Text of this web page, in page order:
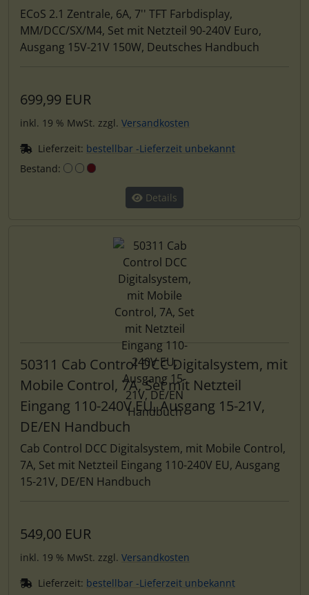
ECoS 2.1 Zentrale, 6A, 7'' TFT Farbdisplay,
MM/DCC/SX/M4, Set mit Netzteil 90-240V Euro,
Ausgang 15V-21V 150W, Deutsches Handbuch
699,99 EUR
inkl. 19 % MwSt. zzgl. Versandkosten
Lieferzeit: bestellbar -Lieferzeit unbekannt
Bestand:
Details
50311 Cab Control DCC Digitalsystem, mit
Mobile Control, 7A, Set mit Netzteil
Eingang 110-240V EU, Ausgang 15-21V,
DE/EN Handbuch
Cab Control DCC Digitalsystem, mit Mobile Control,
7A, Set mit Netzteil Eingang 110-240V EU, Ausgang
15-21V, DE/EN Handbuch
549,00 EUR
inkl. 19 % MwSt. zzgl. Versandkosten
Lieferzeit: bestellbar -Lieferzeit unbekannt